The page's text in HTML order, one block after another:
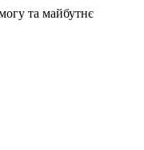
та майбутнє